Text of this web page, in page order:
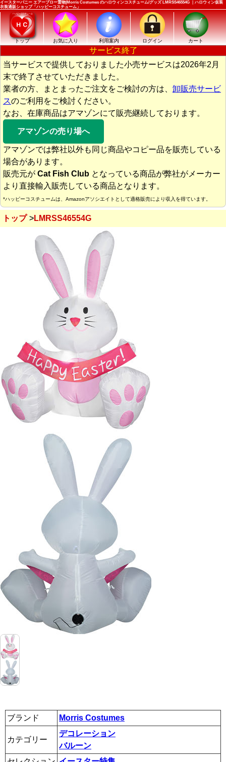
イースターバニー エアーブロー置物|Morris Costumes のハロウィンコスチューム/グッズ LMRSS46554G ｜ハロウィン仮装
衣装通販ショップ「ハッピーコスチューム」
トップ お気に入り 利用案内 ログイン カート
サービス終了
当サービスで提供しておりました小売サービスは2026年2月
末で終了させていただきました。
業者の方、まとまったご注文をご検討の方は、 卸販売サービ
スのご利用をご検討ください。
なお、在庫商品はアマゾンにて販売継続しております。
アマゾンの売り場へ
アマゾンでは弊社以外も同じ商品やコピー品を販売している
場合があります。
販売元が Cat Fish Club となっている商品が弊社がメーカー
より直接輸入販売している商品となります。
*ハッピーコスチュームは、Amazonアソシエイトとして適格販売により収入を得ています。
トップ LMRSS46554G
ブランド Morris Costumes
カテゴリー
デコレーション
バルーン